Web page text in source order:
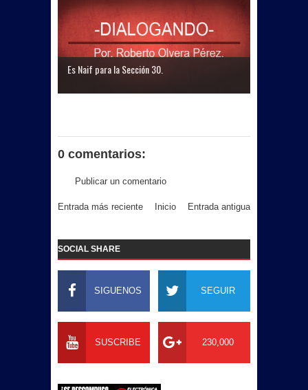
Es Naif para la Sección 30.
0 comentarios:
Publicar un comentario
Entrada más reciente Entrada antigua
Inicio
SOCIAL SHARE
SIGUENOS SEGUIR
SUSCRIBE 230,000